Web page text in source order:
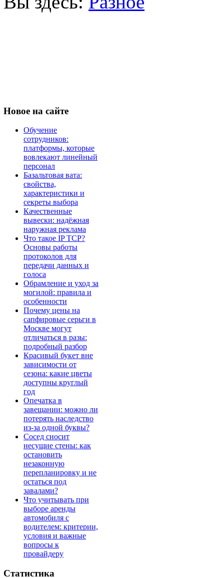
Новое на сайте
Обучение
сотрудников:
платформы, которые
вовлекают линейный
персонал
Базальтовая вата:
свойства,
характеристики и
секреты выбора
Качественные
вывески: надёжная
наружная реклама
Что такое IP TCP?
Основы работы
протоколов для
передачи данных и
голоса
Обрамление и уход за
могилой: правила и
особенности
Почему цены на
сапфировые серьги в
Москве могут
отличаться в разы:
подробный разбор
Красивый букет вне
зависимости от
сезона: какие цветы
доступны круглый
год
Опечатка в
завещании: можно ли
потерять наследство
из-за одной буквы?
Сосед сносит
несущие стены: как
остановить
незаконную
перепланировку и не
остаться под
завалами?
Что учитывать при
выборе аренды
автомобиля с
водителем: критерии,
условия и важные
вопросы к
провайдеру
Статистика